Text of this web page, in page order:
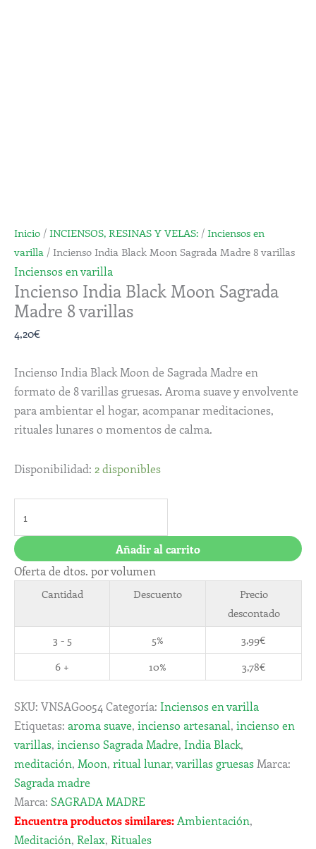
Inicio / INCIENSOS, RESINAS Y VELAS: / Inciensos en
varilla / Incienso India Black Moon Sagrada Madre 8 varillas
Inciensos en varilla
Incienso India Black Moon Sagrada
Madre 8 varillas
4,20€
Incienso India Black Moon de Sagrada Madre en
formato de 8 varillas gruesas. Aroma suave y envolvente
para ambientar el hogar, acompanar meditaciones,
rituales lunares o momentos de calma.
Disponibilidad: 2 disponibles
Añadir al carrito
Oferta de dtos. por volumen
Cantidad Descuento
Precio
descontado
3 - 5
5% 3,99€
6 +
10% 3,78€
SKU: VNSAG0054 Categoría: Inciensos en varilla
Etiquetas: aroma suave, incienso artesanal, incienso en
varillas, incienso Sagrada Madre, India Black,
meditación, Moon, ritual lunar,varillas gruesas Marca:
Sagrada madre
Marca: SAGRADA MADRE
Encuentra productos similares: Ambientación,
Meditación, Relax, Rituales